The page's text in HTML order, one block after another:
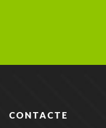
CONTACTE